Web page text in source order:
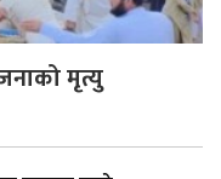
मृत्यु